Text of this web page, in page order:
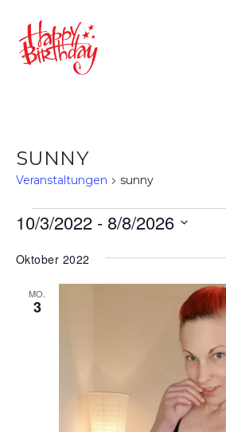
Zum
Inhalt
SUNNY
Veranstaltungen sunny
10/3/2022 - 8/8/2026
wählen.
Oktober 2022
MO.
3